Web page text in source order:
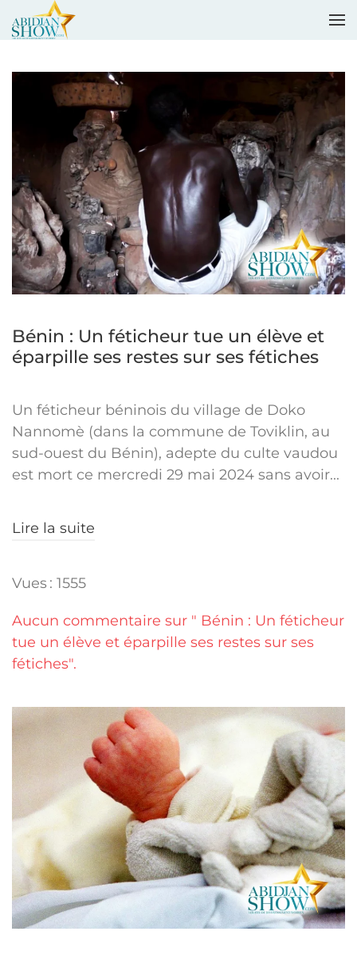
Bénin : Un féticheur tue un élève et
éparpille ses restes sur ses fétiches
Un féticheur béninois du village de Doko
Nannomè (dans la commune de Toviklin, au
sud-ouest du Bénin), adepte du culte vaudou
est mort ce mercredi 29 mai 2024 sans avoir...
Lire la suite
Vues : 1555
Aucun commentaire sur " Bénin : Un féticheur
tue un élève et éparpille ses restes sur ses
fétiches".